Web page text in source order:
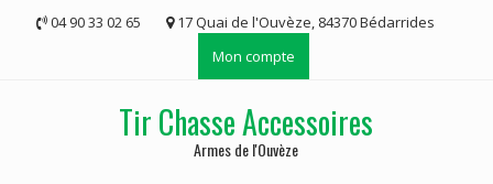
04 90 33 02 65
17 Quai de l'Ouvèze, 84370 Bédarrides
Mon compte
Tir Chasse Accessoires
Armes de l'Ouvèze